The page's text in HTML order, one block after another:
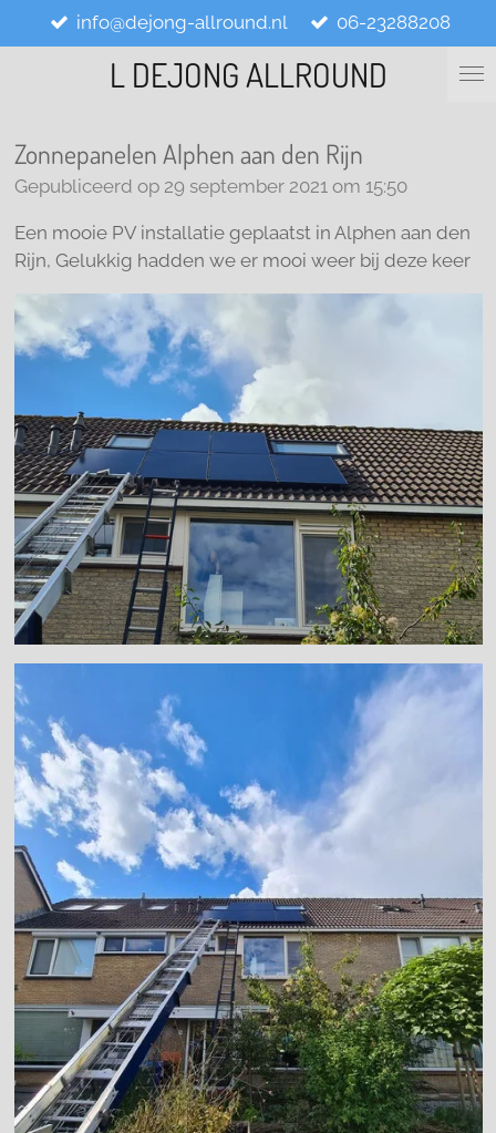
direct
L DEJONG ALLROUND
info@dejong-allround.nl 06-23288208
Zonnepanelen Alphen aan den Rijn
Gepubliceerd op 29 september 2021 om 15:50
Een mooie PV installatie geplaatst in Alphen aan den
Rijn, Gelukkig hadden we er mooi weer bij deze keer